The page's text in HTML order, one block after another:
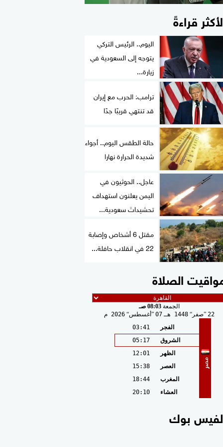
قراءةً
اليوم.. الرئيس التركي
يتوجه إلى السعودية في
زيارة...
ترامب: الحرب مع إيران
قد تنتهي قريبًا جدًا
حالة الطقس اليوم.. أجواء
شديدة الحرارة نهارا
عاجل.. الحوثيون في
اليمن يعلنون استهداف
تحشيداتَ سعودية...
مقتل 6 أشخاص وإصابة
22 في انقلاب حافلة...
الصلاة
الجمعة 08:03 صـ
22 صفر 1448 هـ 07 أغسطس 2026 م
مصر
الفجر
03:41
الشروق
05:17
الظهر
12:01
العصر
15:38
المغرب
18:44
العشاء
20:10
بوك